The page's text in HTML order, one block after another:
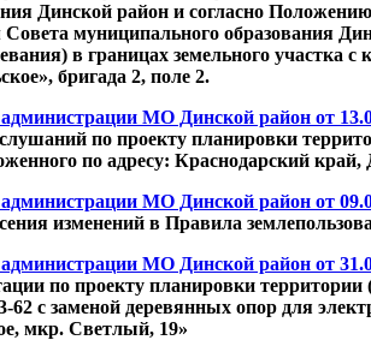
Динской район и согласно
муниципального образования
в границах земельного участка
бригада 2, поле 2.
МО Динской район от
по проекту планировки
по адресу: Краснодарский
МО Динской район от
изменений в Правила
МО Динской район от
по проекту планировки
с заменой деревянных опор для
мкр. Светлый, 19»